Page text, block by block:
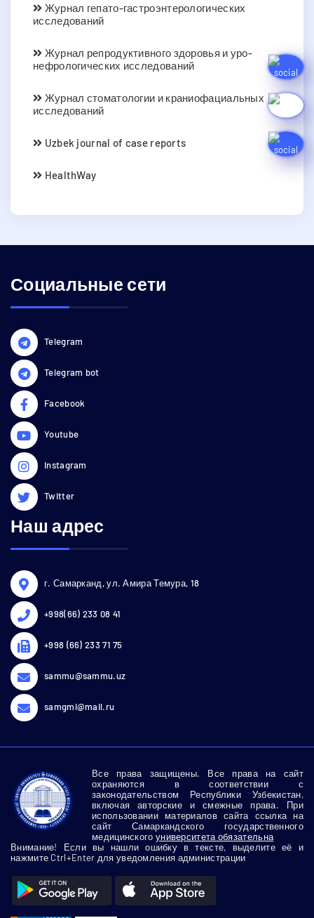
Журнал гепато-гастроэнтерологических
исследований
Журнал репродуктивного здоровья и уро-
нефрологических исследований
Журнал стоматологии и краниофациальных
исследований
Uzbek journal of case reports
HealthWay
Социальные сети
Telegram
Telegram bot
Facebook
Youtube
Instagram
Twitter
Наш адрес
г. Самарканд, ул. Амира Темура, 18
+998(66) 233 08 41
+998 (66) 233 71 75
sammu@sammu.uz
samgmi@mail.ru
Все права защищены. Все права на сайт
охраняются в соответствии с
законодательством Республики Узбекистан,
включая авторские и смежные права. При
использовании материалов сайта ссылка на
сайт Самаркандского государственного
медицинского университета обязательна
Внимание! Если вы нашли ошибку в тексте, выделите её и
нажмите Ctrl+Enter для уведомления администрации